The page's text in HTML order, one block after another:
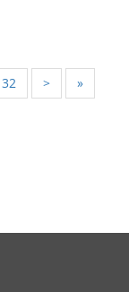
32 > »